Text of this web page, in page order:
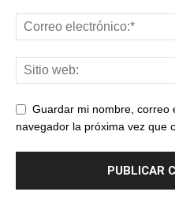
Guardar mi nombre, correo
navegador la próxima vez que